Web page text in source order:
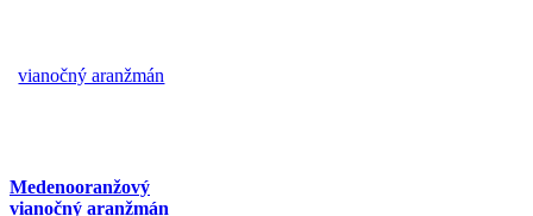
Medenooranžový
vianočný aranžmán